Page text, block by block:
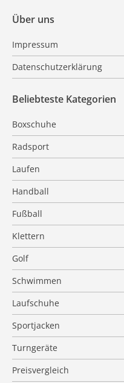
Über uns
Impressum
Datenschutzerklärung
Beliebteste Kategorien
Boxschuhe
Radsport
Laufen
Handball
Fußball
Klettern
Golf
Schwimmen
Laufschuhe
Sportjacken
Turngeräte
Preisvergleich